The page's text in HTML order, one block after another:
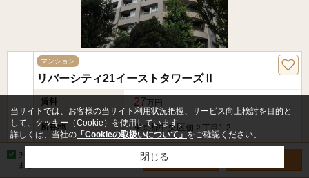
マンション
リバーシティ21イーストタワーズⅡ
賃料 27万円
所在地 東京都中央区 佃２丁目1-2
有楽町線「
チェックした物件を
まとめて
お問い合わせ
当サイトでは、お客様の当サイト利用状況把握、サービス向上検討を目的と
して、クッキー（Cookie）を使用しています。
詳しくは、当社の 「Cookieの取扱いについて」 をご確認ください。
閉じる